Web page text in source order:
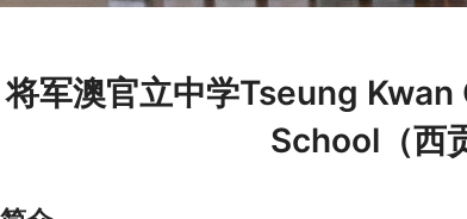
将军澳官立中学Tseung
School（西